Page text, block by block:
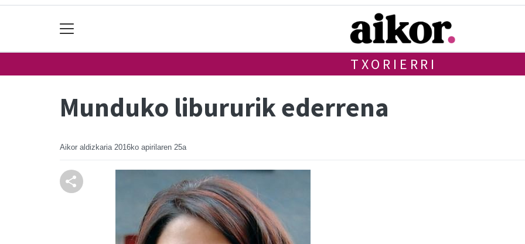
TXORIERRI
Munduko libururik ederrena
Aikor aldizkaria 2016ko apirilaren 25a